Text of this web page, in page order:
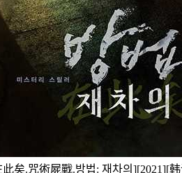
矣.咒術屍戰.방법: 재차의][2021][